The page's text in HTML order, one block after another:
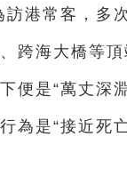
港常客，多
跨海大橋等
便是“萬丈深
為是“接近死